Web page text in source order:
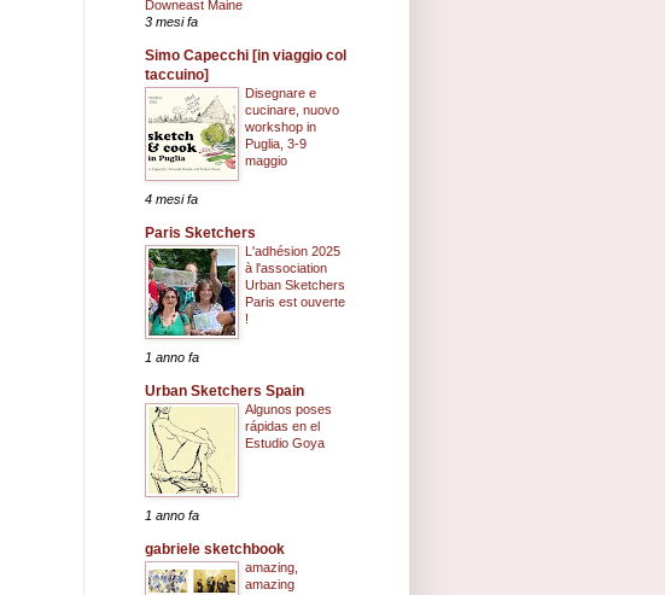
Downeast Maine
3 mesi fa
Simo Capecchi [in viaggio col
taccuino]
Disegnare e
cucinare, nuovo
workshop in
Puglia, 3-9
maggio
4 mesi fa
Paris Sketchers
L'adhésion 2025
à l'association
Urban Sketchers
Paris est ouverte
!
1 anno fa
Urban Sketchers Spain
Algunos poses
rápidas en el
Estudio Goya
1 anno fa
gabriele sketchbook
amazing,
amazing